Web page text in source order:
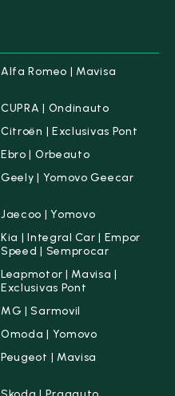
Alfa Romeo | Mavisa
CUPRA | Ondinauto
Citroën | Exclusivas Pont
Ebro | Orbeauto
Geely | Yomovo Geecar
Jaecoo | Yomovo
Kia | Integral Car | Empor
Speed | Semprocar
Leapmotor | Mavisa |
Exclusivas Pont
MG | Sarmovil
Omoda | Yomovo
Peugeot | Mavisa